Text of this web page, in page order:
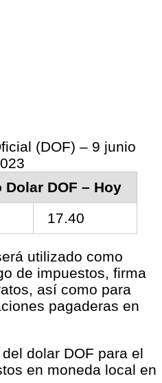
(DOF) – 9 junio
DOF – Hoy
17.40
utilizado como
de impuestos, firma
así como para
pagaderas en
dolar DOF para el
en moneda local en